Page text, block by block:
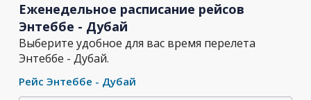
Еженедельное расписание рейсов
Энтеббе - Дубай
Выберите удобное для вас время перелета
Энтеббе - Дубай.
Рейс Энтеббе - Дубай